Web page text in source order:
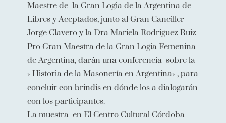
Maestre de la Gran Logia de la Argentina de
Libres y Aceptados, junto al Gran Canciller
Jorge Clavero y la Dra Mariela Rodriguez Ruiz
Pro Gran Maestra de la Gran Logia Femenina
de Argentina, darán una conferencia sobre la
» Historia de la Masonería en Argentina» , para
concluir con brindis en dónde los a dialogarán
con los participantes.
La muestra en El Centro Cultural Córdoba